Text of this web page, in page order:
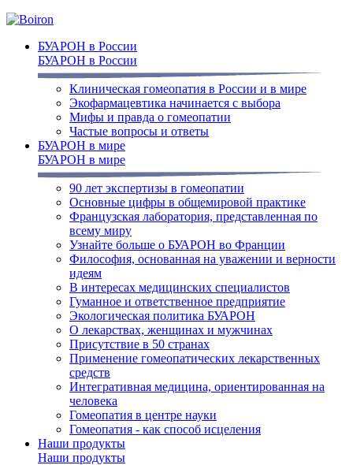
БУАРОН в России
БУАРОН в России
Клиническая гомеопатия в России и в мире
Экофармацевтика начинается с выбора
Мифы и правда о гомеопатии
Частые вопросы и ответы
БУАРОН в мире
БУАРОН в мире
90 лет экспертизы в гомеопатии
Основные цифры в общемировой практике
Французская лаборатория, представленная по
всему миру
Узнайте больше о БУАРОН во Франции
Философия, основанная на уважении и верности
идеям
В интересах медицинских специалистов
Гуманное и ответственное предприятие
Экологическая политика БУАРОН
О лекарствах, женщинах и мужчинах
Присутствие в 50 странах
Применение гомеопатических лекарственных
средств
Интегративная медицина, ориентированная на
человека
Гомеопатия в центре науки
Гомеопатия - как способ исцеления
Наши продукты
Наши продукты